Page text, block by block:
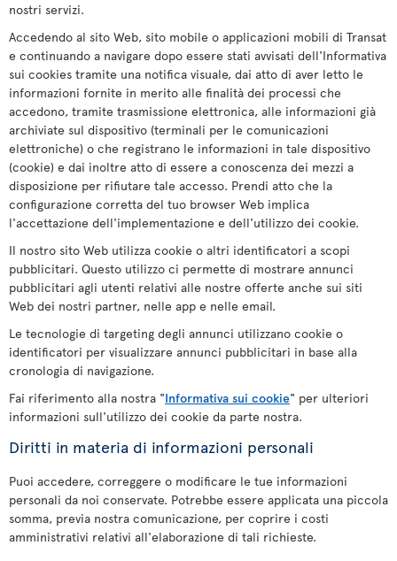
nostri servizi.
Accedendo al sito Web, sito mobile o applicazioni mobili di Transat
e continuando a navigare dopo essere stati avvisati dell'Informativa
sui cookies tramite una notifica visuale, dai atto di aver letto le
informazioni fornite in merito alle finalità dei processi che
accedono, tramite trasmissione elettronica, alle informazioni già
archiviate sul dispositivo (terminali per le comunicazioni
elettroniche) o che registrano le informazioni in tale dispositivo
(cookie) e dai inoltre atto di essere a conoscenza dei mezzi a
disposizione per rifiutare tale accesso. Prendi atto che la
configurazione corretta del tuo browser Web implica
l'accettazione dell'implementazione e dell'utilizzo dei cookie.
Il nostro sito Web utilizza cookie o altri identificatori a scopi
pubblicitari. Questo utilizzo ci permette di mostrare annunci
pubblicitari agli utenti relativi alle nostre offerte anche sui siti
Web dei nostri partner, nelle app e nelle email.
Le tecnologie di targeting degli annunci utilizzano cookie o
identificatori per visualizzare annunci pubblicitari in base alla
cronologia di navigazione.
Fai riferimento alla nostra "Informativa sui cookie" per ulteriori
informazioni sull'utilizzo dei cookie da parte nostra.
Diritti in materia di informazioni personali
Puoi accedere, correggere o modificare le tue informazioni
personali da noi conservate. Potrebbe essere applicata una piccola
somma, previa nostra comunicazione, per coprire i costi
amministrativi relativi all'elaborazione di tali richieste.